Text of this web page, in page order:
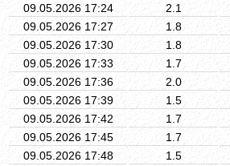
09.05.2026 17:24
2.1
09.05.2026 17:27
1.8
09.05.2026 17:30
1.8
09.05.2026 17:33
1.7
09.05.2026 17:36
2.0
09.05.2026 17:39
1.5
09.05.2026 17:42
1.7
09.05.2026 17:45
1.7
09.05.2026 17:48
1.5